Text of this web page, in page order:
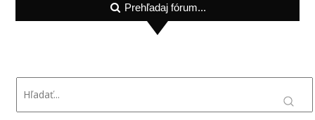
Prehľadaj fórum...